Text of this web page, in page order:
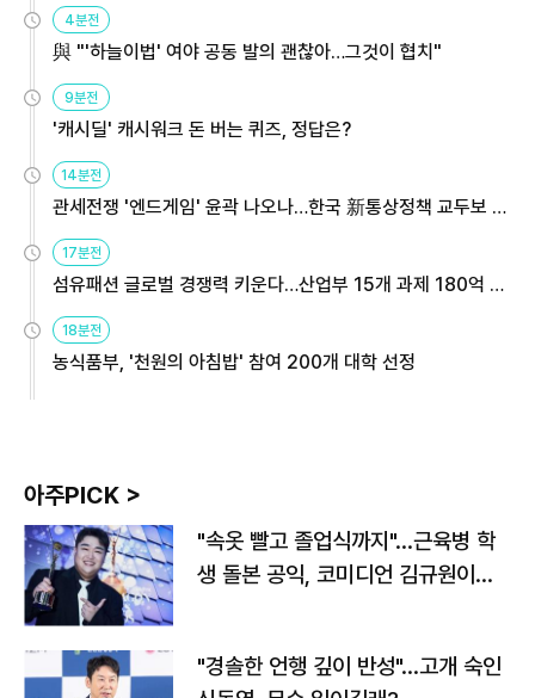
4분전
與 "'하늘이법' 여야 공동 발의 괜찮아…그것이 협치"
9분전
'캐시딜' 캐시워크 돈 버는 퀴즈, 정답은?
14분전
관세전쟁 '엔드게임' 윤곽 나오나…한국 新통상정책 교두보 활
17분전
섬유패션 글로벌 경쟁력 키운다…산업부 15개 과제 180억 지
18분전
농식품부, '천원의 아침밥' 참여 200개 대학 선정
아주PICK >
"속옷 빨고 졸업식까지"…근육병 학
생 돌본 공익, 코미디언 김규원이었
"경솔한 언행 깊이 반성"…고개 숙인